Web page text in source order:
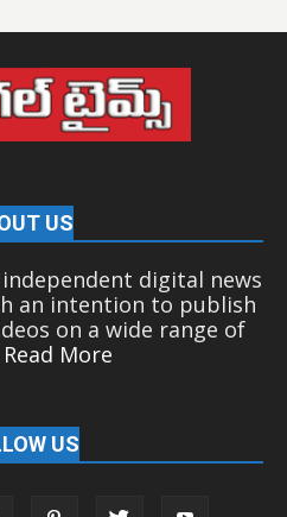
US
digital news
an intention to publish
on a wide range of
Read More
US